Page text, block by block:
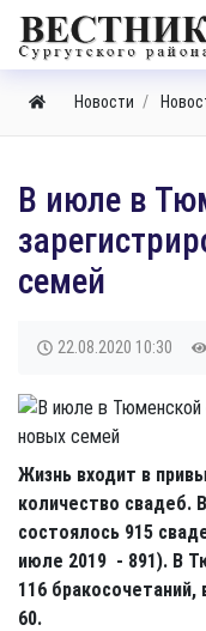
Новости
В июле в
семей
22.08.2020 10:30
Жизнь входит в
количество свадеб.
состоялось 915
июле 2019 - 891). В
116
60.